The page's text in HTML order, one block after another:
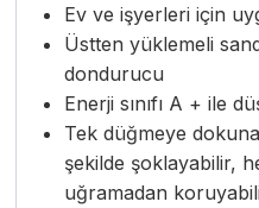
Ev ve işyerleri için
Üstten yüklemeli
dondurucu
Enerji sınıfı A + ile
Tek düğmeye
şekilde şoklayabilir,
uğramadan